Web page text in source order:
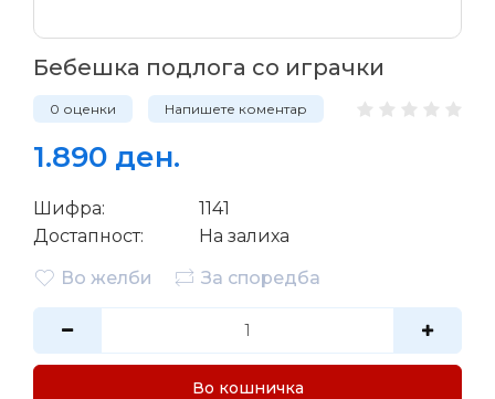
Бебешка подлога со играчки
0 оценки Напишете коментар
1.890 ден.
Шифра:
1141
Достапност:
На залиха
Во желби
За споредба
Во кошничка